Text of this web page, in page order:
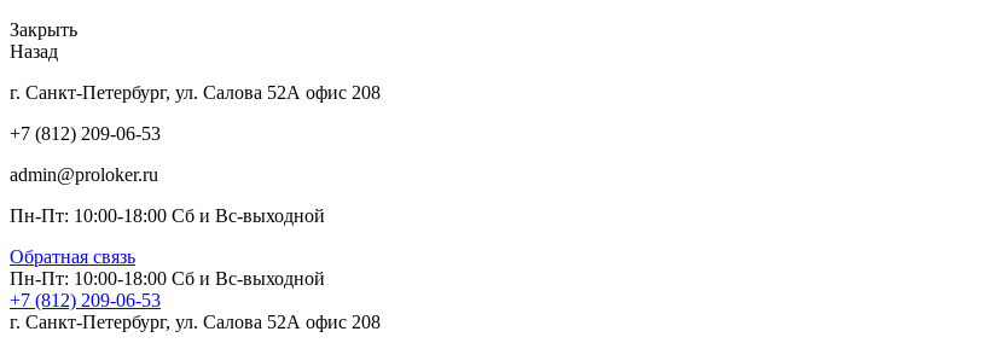
Закрыть
Назад
г. Санкт-Петербург, ул. Салова 52А офис 208
+7 (812) 209-06-53
admin@proloker.ru
Пн-Пт: 10:00-18:00 Сб и Вс-выходной
Обратная связь
Пн-Пт: 10:00-18:00 Сб и Вс-выходной
+7 (812) 209-06-53
г. Санкт-Петербург, ул. Салова 52А офис 208